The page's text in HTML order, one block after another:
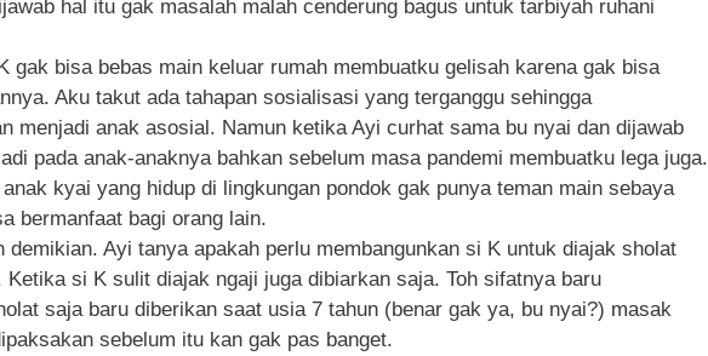
hal itu gak masalah malah cenderung bagus untuk tarbiyah ruhani
gak bisa bebas main keluar rumah membuatku gelisah karena gak bisa
Aku takut ada tahapan sosialisasi yang terganggu sehingga
menjadi anak asosial. Namun ketika Ayi curhat sama bu nyai dan dijawab
pada anak-anaknya bahkan sebelum masa pandemi membuatku lega juga.
kyai yang hidup di lingkungan pondok gak punya teman main sebaya
bermanfaat bagi orang lain.
demikian. Ayi tanya apakah perlu membangunkan si K untuk diajak sholat
Ketika si K sulit diajak ngaji juga dibiarkan saja. Toh sifatnya baru
saja baru diberikan saat usia 7 tahun (benar gak ya, bu nyai?) masak
sebelum itu kan gak pas banget.